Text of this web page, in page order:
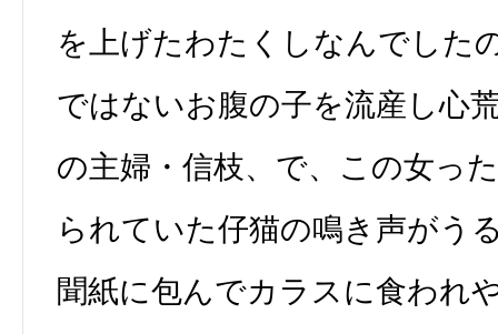
を上げたわたくしなんでした
ではないお腹の子を流産し心
の主婦・信枝、で、この女っ
られていた仔猫の鳴き声がう
聞紙に包んでカラスに食われ